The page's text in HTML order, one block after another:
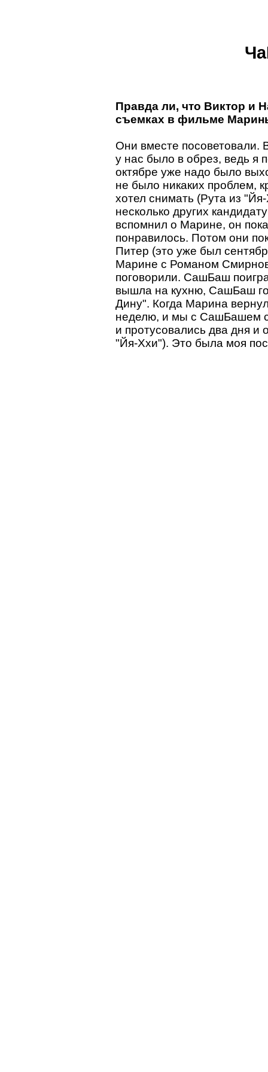
Правда ли, что Виктор и
съемках в фильме
Они вместе посоветовали.
у нас было в обрез, ведь я
октябре уже надо было
не было никаких проблем,
хотел снимать (Рута из
несколько других
вспомнил о Марине, он
понравилось. Потом они
Питер (это уже был
Марине с Романом
поговорили. СашБаш
вышла на кухню, СашБаш
Дину". Когда Марина
неделю, и мы с СашБашем
и протусовались два дня и
"Йя-Ххи"). Это была моя